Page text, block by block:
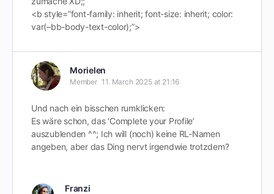
<b style=”font-family: inherit; font-size: inherit; color:
var(–bb-body-text-color);”>
Morielen
Member 11. March 2025 at 21:16
Und nach ein bisschen rumklicken:
Es wäre schon, das ‘Complete your Profile’
auszublenden ^^; Ich will (noch) keine RL-Namen
angeben, aber das Ding nervt irgendwie trotzdem?
Franzi